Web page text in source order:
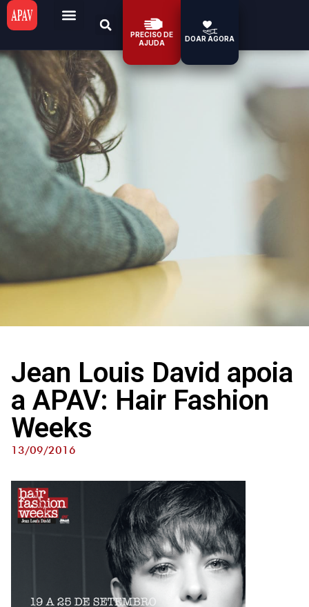
PRECISO DE
AJUDA
DOAR AGORA
Jean Louis David apoia
a APAV: Hair Fashion
Weeks
13/09/2016